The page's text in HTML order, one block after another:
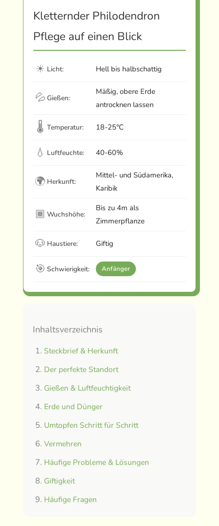
Kletternder Philodendron
Pflege auf einen Blick
☀ Licht: Hell bis halbschattig
💦 Gießen:
Mäßig, obere Erde
antrocknen lassen
🌡 Temperatur: 18-25°C
💧 Luftfeuchte: 40-60%
🌍 Herkunft:
Mittel- und Südamerika,
Karibik
🏾 Wuchshöhe:
Bis zu 4m als
Zimmerpflanze
🐶 Haustiere: Giftig
🎯 Schwierigkeit: Anfänger
Inhaltsverzeichnis
Steckbrief & Herkunft
Der perfekte Standort
Gießen & Luftfeuchtigkeit
Erde und Dünger
Umtopfen Schritt für Schritt
Vermehren
Häufige Probleme & Lösungen
Giftigkeit
Häufige Fragen